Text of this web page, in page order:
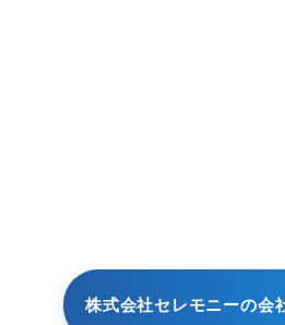
株式会社セレモニーの会